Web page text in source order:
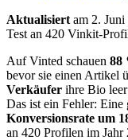
Aktualisiert am 2. Juni
Test an 420 Vinkit-
Auf Vinted schauen 88
bevor sie einen Artikel
Verkäufer ihre Bio
Das ist ein Fehler: Eine
Konversionsrate um
an 420 Profilen im Jahr